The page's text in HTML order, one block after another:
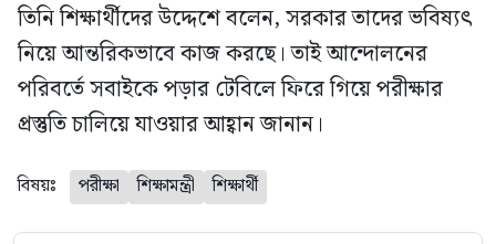
তিনি শিক্ষার্থীদের উদ্দেশে বলেন, সরকার তাদের ভবিষ্যৎ
নিয়ে আন্তরিকভাবে কাজ করছে। তাই আন্দোলনের
পরিবর্তে সবাইকে পড়ার টেবিলে ফিরে গিয়ে পরীক্ষার
প্রস্তুতি চালিয়ে যাওয়ার আহ্বান জানান।
বিষয়ঃ পরীক্ষা শিক্ষামন্ত্রী শিক্ষার্থী